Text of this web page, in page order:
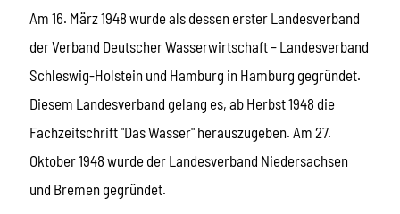
Am 16. März 1948 wurde als dessen erster Landesverband
der Verband Deutscher Wasserwirtschaft – Landesverband
Schleswig-Holstein und Hamburg in Hamburg gegründet.
Diesem Landesverband gelang es, ab Herbst 1948 die
Fachzeitschrift "Das Wasser" herauszugeben. Am 27.
Oktober 1948 wurde der Landesverband Niedersachsen
und Bremen gegründet.